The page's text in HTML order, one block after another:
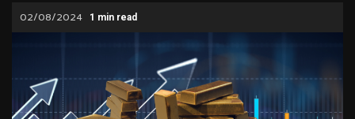
02/08/2024 1 min read